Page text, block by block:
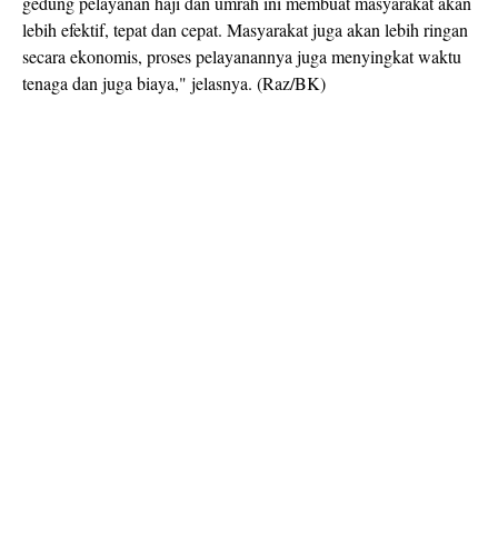
lebih efektif, tepat dan cepat. Masyarakat juga akan lebih ringan
secara ekonomis, proses pelayanannya juga menyingkat waktu
tenaga dan juga biaya," jelasnya. (Raz/BK)